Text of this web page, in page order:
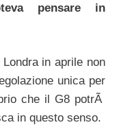
pensare in
in aprile non
unica per
che il G8 potrÃ
in questo senso.